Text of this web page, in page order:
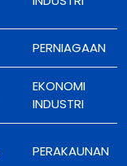
PERNIAGAAN
EKONOMI
INDUSTRI
PERAKAUNAN